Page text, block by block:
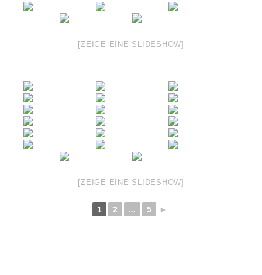
[ZEIGE EINE SLIDESHOW]
[ZEIGE EINE SLIDESHOW]
1 2 ... 5 ►